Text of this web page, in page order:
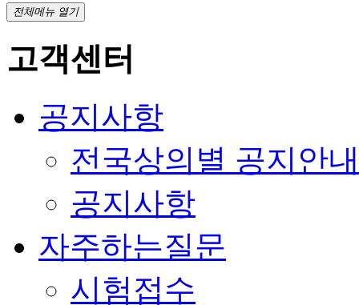
전체메뉴 열기
고객센터
공지사항
전국상의별 공지안내
공지사항
자주하는질문
시험접수